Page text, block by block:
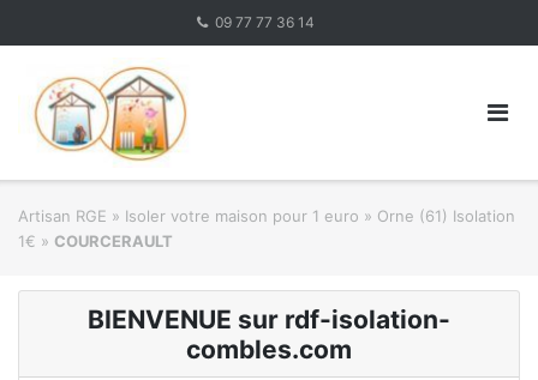
09 77 77 36 14
Artisan RGE » Isoler votre maison pour 1 euro » Orne (61) Isolation
1€ » COURCERAULT
BIENVENUE sur rdf-isolation-
combles.com